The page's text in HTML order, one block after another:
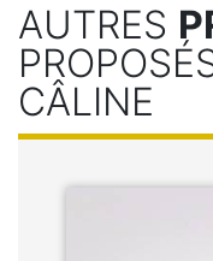
AUTRES
CÂLINE